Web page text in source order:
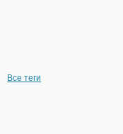
Все теги